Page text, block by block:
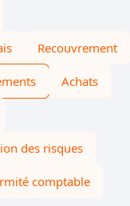
Recouvrement
Achats
des risques
comptable